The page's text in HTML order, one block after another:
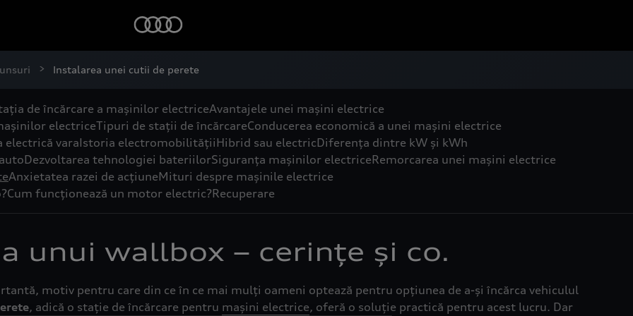
Instalarea unei cutii de perete
de încărcare a mașinilor electriceAvantajele unei mașini electrice
electriceTipuri de stații de încărcareConducerea economică a unei mașini electrice
electrică varaIstoria electromobilitățiiHibrid sau electricDiferența dintre kW și kWh
Dezvoltarea tehnologiei bateriilorSiguranța mașinilor electriceRemorcarea unei mașini electrice
Anxietatea razei de acțiuneMituri despre mașinile electrice
Cum funcționează un motor electric?Recuperare
unui wallbox – cerințe și co.
motiv pentru care din ce în ce mai mulți oameni optează pentru opțiunea de a-și încărca vehiculul
, adică o stație de încărcare pentru mașini electrice, oferă o soluție practică pentru acest lucru. Dar